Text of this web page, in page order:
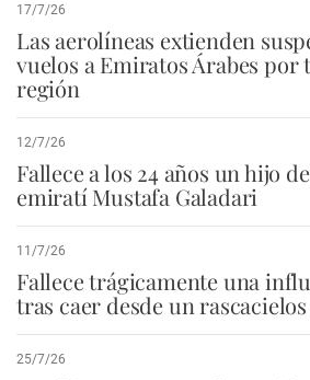
17/7/26
Las aerolíneas extienden
vuelos a Emiratos Árabes por
región
12/7/26
Fallece a los 24 años un hijo
emiratí Mustafa Galadari
11/7/26
Fallece trágicamente una
tras caer desde un
25/7/26